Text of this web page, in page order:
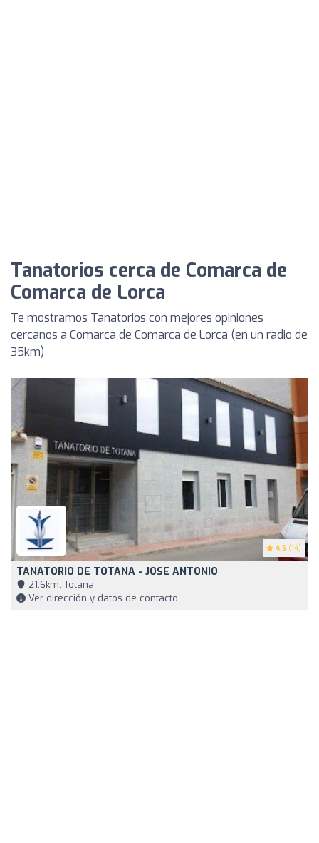
Tanatorios cerca de Comarca de
Comarca de Lorca
Te mostramos Tanatorios con mejores opiniones
cercanos a Comarca de Comarca de Lorca (en un radio de
35km)
4.5 (14)
TANATORIO DE TOTANA - JOSE ANTONIO
21,6km, Totana
Ver dirección y datos de contacto